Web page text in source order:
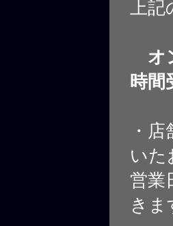
上
オ
時間
・
いた
営業
きま